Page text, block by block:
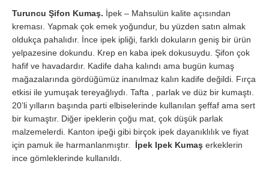
Turuncu Şifon Kumaş. İpek – Mahsulün kalite açısından
kreması. Yapmak çok emek yoğundur, bu yüzden satın almak
oldukça pahalıdır. İnce ipek ipliği, farklı dokuların geniş bir ürün
yelpazesine dokundu. Krep en kaba ipek dokusuydu. Şifon çok
hafif ve havadardır. Kadife daha kalındı ​​ama bugün kumaş
mağazalarında gördüğümüz inanılmaz kalın kadife değildi. Fırça
etkisi ile yumuşak tereyağlıydı. Tafta , parlak ve düz bir kumaştı.
20’li yılların başında parti elbiselerinde kullanılan şeffaf ama sert
bir kumaştır. Diğer ipeklerin çoğu mat, çok düşük parlak
malzemelerdi. Kanton ipeği gibi birçok ipek dayanıklılık ve fiyat
için pamuk ile harmanlanmıştır. İpek Ipek Kumaş erkeklerin
ince gömleklerinde kullanıldı.